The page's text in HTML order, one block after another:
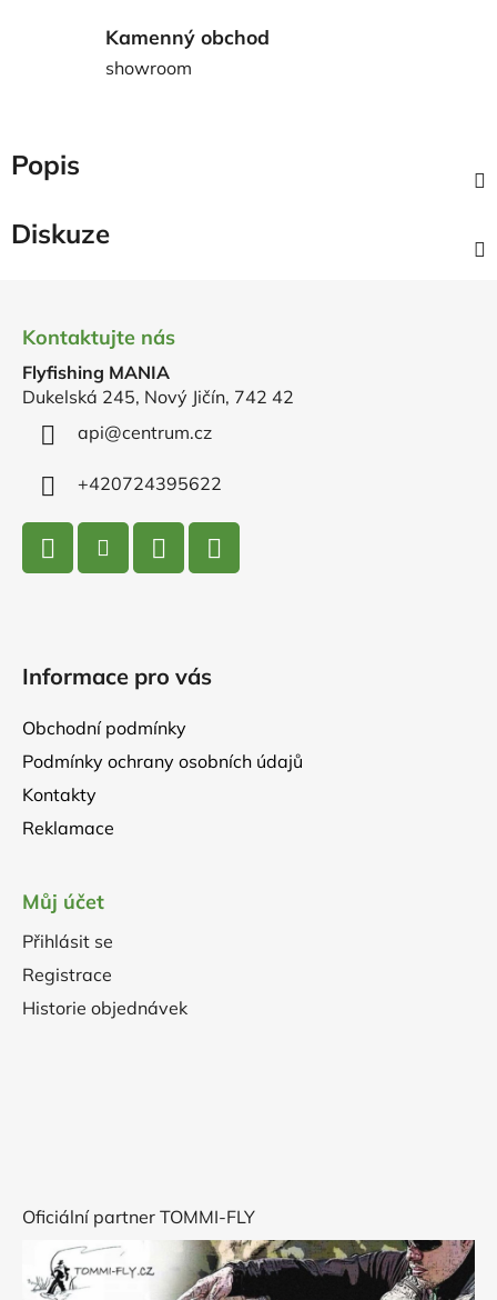
Kamenný obchod
showroom
Popis
Diskuze
Kontaktujte nás
Flyfishing MANIA
Dukelská 245, Nový Jičín, 742 42
api@centrum.cz
+420724395622
Informace pro vás
Obchodní podmínky
Podmínky ochrany osobních údajů
Kontakty
Reklamace
Můj účet
Přihlásit se
Registrace
Historie objednávek
Oficiální partner TOMMI-FLY